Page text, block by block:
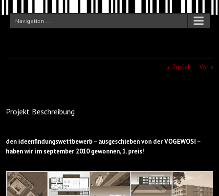
Navigation ...
Zurück Vor
Projekt Beschreibung
den ideenfindungswettbewerb – ausgeschieben von derVOGEWOSI –
haben wir im september 2010 gewonnen, 1. preis!